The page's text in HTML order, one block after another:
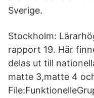
Sverige.
Stockholm:
rapport 19. Här
delas ut till
matte 3,matte 4